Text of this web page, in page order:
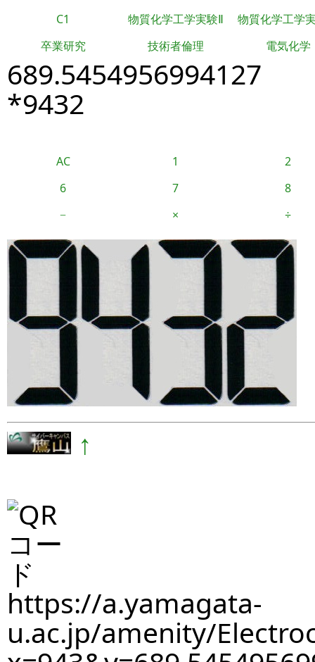
C1 物質化学工学実験Ⅱ
物質化学工学
卒業研究
技術者倫理 電気化学
689.5454956994127
*9432
AC 1
2
6
7
8
−
× ÷
↑
https://a.yamagata-
u.ac.jp/amenity/